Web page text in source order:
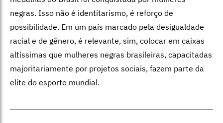
negras. Isso não é identitarismo, é reforço de
possibilidade. Em um país marcado pela desigualdade
racial e de gênero, é relevante, sim, colocar em caixas
altíssimas que mulheres negras brasileiras, capacitadas
majoritariamente por projetos sociais, fazem parte da
elite do esporte mundial.